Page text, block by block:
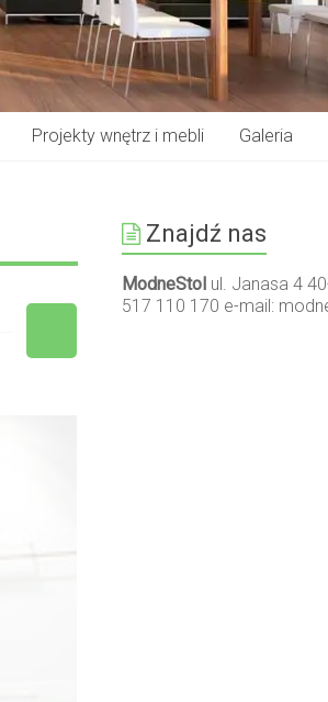
Projekty wnętrz i mebli Galeria
Znajdź nas
ModneStol ul. Janasa 4
517 110 170 e-mail: